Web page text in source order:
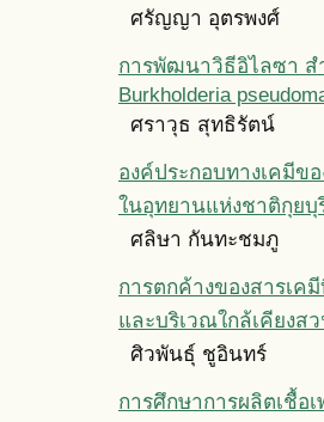
ศรัญญา อุตรพงศ์
การพัฒนาวิธีอิไลซา ส
Burkholderia
ศราวุธ สุทธิรัตน์
องค์ประกอบทางเคมีข
ในอุทยานแห่งชาติกุยบุ
ศลิษา กันทะชมภู
การตกค้างของสารเค
และบริเวณใกล้เคียงส
ศิวพันธุ์ ชูอินทร์
การศึกษาการผลิตเชื้อ